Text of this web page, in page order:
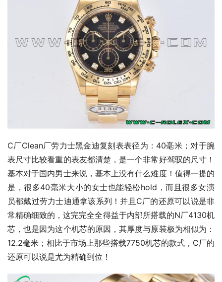
C厂Clean厂劳力士黑金迪复刻表表径为：40毫米；对于腕
表尺寸比较看重的表友都清楚，是一个非常好驾驭的尺寸！
基本对于国内男士来说，基本上没有什么难度！值得一提的
是，很多40毫米大小的女士也能轻松hold，而且很多女演
员都戴过劳力士迪通拿该系列！并且C厂的还原可以说是非
常精确细致的，这完完全全得益于内部所搭载的N厂4130机
芯，也是因为这个机芯的原因，其厚度与原装极为相似为：
12.2毫米；相比于市场上那些搭载7750机芯的款式，C厂的
还原可以说是尤为精确到位！